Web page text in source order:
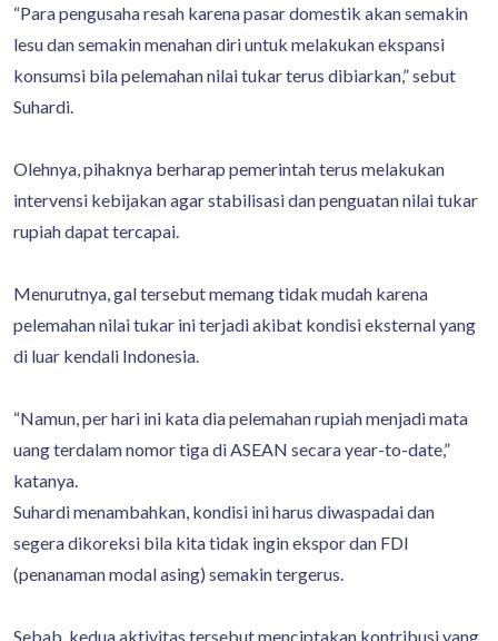
“Para pengusaha resah karena pasar domestik akan semakin
lesu dan semakin menahan diri untuk melakukan ekspansi
konsumsi bila pelemahan nilai tukar terus dibiarkan,” sebut
Suhardi.
Olehnya, pihaknya berharap pemerintah terus melakukan
intervensi kebijakan agar stabilisasi dan penguatan nilai tukar
rupiah dapat tercapai.
Menurutnya, gal tersebut memang tidak mudah karena
pelemahan nilai tukar ini terjadi akibat kondisi eksternal yang
di luar kendali Indonesia.
“Namun, per hari ini kata dia pelemahan rupiah menjadi mata
uang terdalam nomor tiga di ASEAN secara year-to-date,”
katanya.
Suhardi menambahkan, kondisi ini harus diwaspadai dan
segera dikoreksi bila kita tidak ingin ekspor dan FDI
(penanaman modal asing) semakin tergerus.
Sebab, kedua aktivitas tersebut menciptakan kontribusi yang